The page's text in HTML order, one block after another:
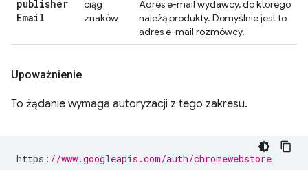
publisher
Email
ciąg
znaków
Adres e-mail wydawcy, do którego
należą produkty. Domyślnie jest to
adres e-mail rozmówcy.
Upoważnienie
To żądanie wymaga autoryzacji z tego zakresu.
https : //www.googleapis.com/auth/chromewebstore